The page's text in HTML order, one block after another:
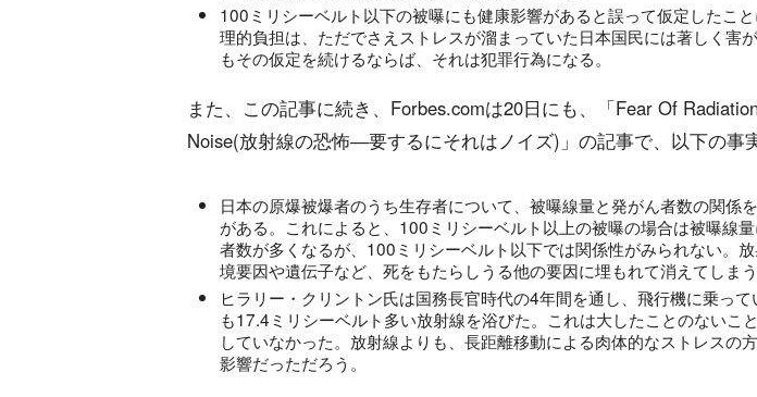
100ミリシーベルト以下の被曝にも健康影響があると誤って仮定したこ
理的負担は、ただでさえストレスが溜まっていた日本国民には著しく害
もその仮定を続けるならば、それは犯罪行為になる。
また、この記事に続き、Forbes.comは20日にも、「Fear Of
Noise(放射線の恐怖―要するにそれはノイズ)」の記事で、以下の事
日本の原爆被爆者のうち生存者について、被曝線量と発がん者数の関係
がある。これによると、100ミリシーベルト以上の被曝の場合は被曝線
者数が多くなるが、100ミリシーベルト以下では関係性がみられない。
境要因や遺伝子など、死をもたらしうる他の要因に埋もれて消えてしまう
ヒラリー・クリントン氏は国務長官時代の4年間を通し、飛行機に乗って
も17.4ミリシーベルト多い放射線を浴びた。これは大したことのないこ
していなかった。放射線よりも、長距離移動による肉体的なストレスの
影響だっただろう。